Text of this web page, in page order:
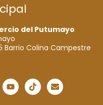
del Putumayo
Barrio Colina Campestre